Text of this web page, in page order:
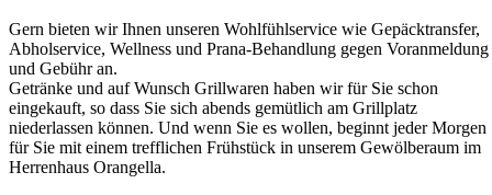
Gern bieten wir Ihnen unseren Wohlfühlservice wie Gepäcktransfer,
Abholservice, Wellness und Prana-Behandlung gegen Voranmeldung
und Gebühr an.
Getränke und auf Wunsch Grillwaren haben wir für Sie schon
eingekauft, so dass Sie sich abends gemütlich am Grillplatz
niederlassen können. Und wenn Sie es wollen, beginnt jeder Morgen
für Sie mit einem trefflichen Frühstück in unserem Gewölberaum im
Herrenhaus Orangella.